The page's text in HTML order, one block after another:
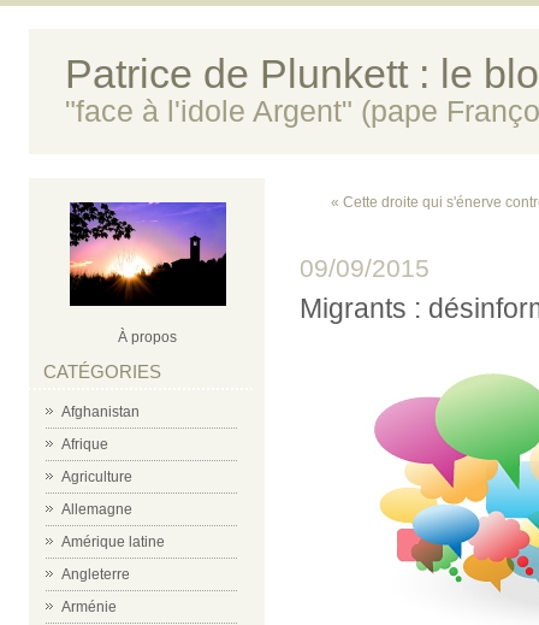
Patrice de Plunkett : le
"face à l'idole Argent" (pape
À propos
CATÉGORIES
Afghanistan
Afrique
Agriculture
Allemagne
Amérique latine
Angleterre
Arménie
« Cette droite qui s'énerve
09/09/2015
Migrants :